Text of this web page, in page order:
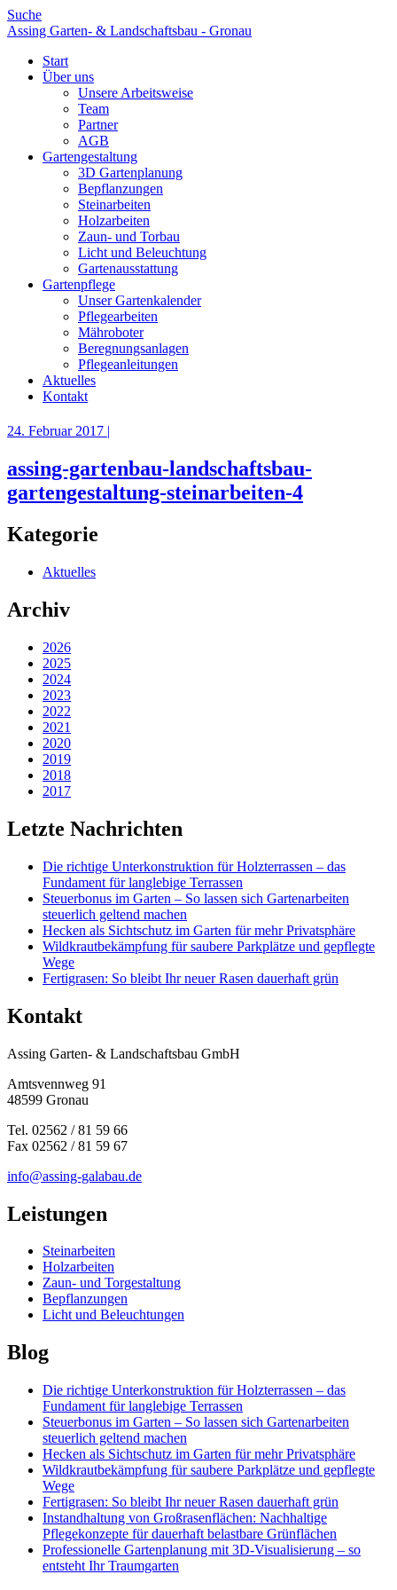
Suche
Assing Garten- & Landschaftsbau - Gronau
Start
Über uns
Unsere Arbeitsweise
Team
Partner
AGB
Gartengestaltung
3D Gartenplanung
Bepflanzungen
Steinarbeiten
Holzarbeiten
Zaun- und Torbau
Licht und Beleuchtung
Gartenausstattung
Gartenpflege
Unser Gartenkalender
Pflegearbeiten
Mähroboter
Beregnungsanlagen
Pflegeanleitungen
Aktuelles
Kontakt
24. Februar 2017 |
assing-gartenbau-landschaftsbau-
gartengestaltung-steinarbeiten-4
Kategorie
Aktuelles
Archiv
2026
2025
2024
2023
2022
2021
2020
2019
2018
2017
Letzte Nachrichten
Die richtige Unterkonstruktion für Holzterrassen – das
Fundament für langlebige Terrassen
Steuerbonus im Garten – So lassen sich Gartenarbeiten
steuerlich geltend machen
Hecken als Sichtschutz im Garten für mehr Privatsphäre
Wildkrautbekämpfung für saubere Parkplätze und gepflegte
Wege
Fertigrasen: So bleibt Ihr neuer Rasen dauerhaft grün
Kontakt
Assing Garten- & Landschaftsbau GmbH
Amtsvennweg 91
48599 Gronau
Tel. 02562 / 81 59 66
Fax 02562 / 81 59 67
info@assing-galabau.de
Leistungen
Steinarbeiten
Holzarbeiten
Zaun- und Torgestaltung
Bepflanzungen
Licht und Beleuchtungen
Blog
Die richtige Unterkonstruktion für Holzterrassen – das
Fundament für langlebige Terrassen
Steuerbonus im Garten – So lassen sich Gartenarbeiten
steuerlich geltend machen
Hecken als Sichtschutz im Garten für mehr Privatsphäre
Wildkrautbekämpfung für saubere Parkplätze und gepflegte
Wege
Fertigrasen: So bleibt Ihr neuer Rasen dauerhaft grün
Instandhaltung von Großrasenflächen: Nachhaltige
Pflegekonzepte für dauerhaft belastbare Grünflächen
Professionelle Gartenplanung mit 3D-Visualisierung – so
entsteht Ihr Traumgarten